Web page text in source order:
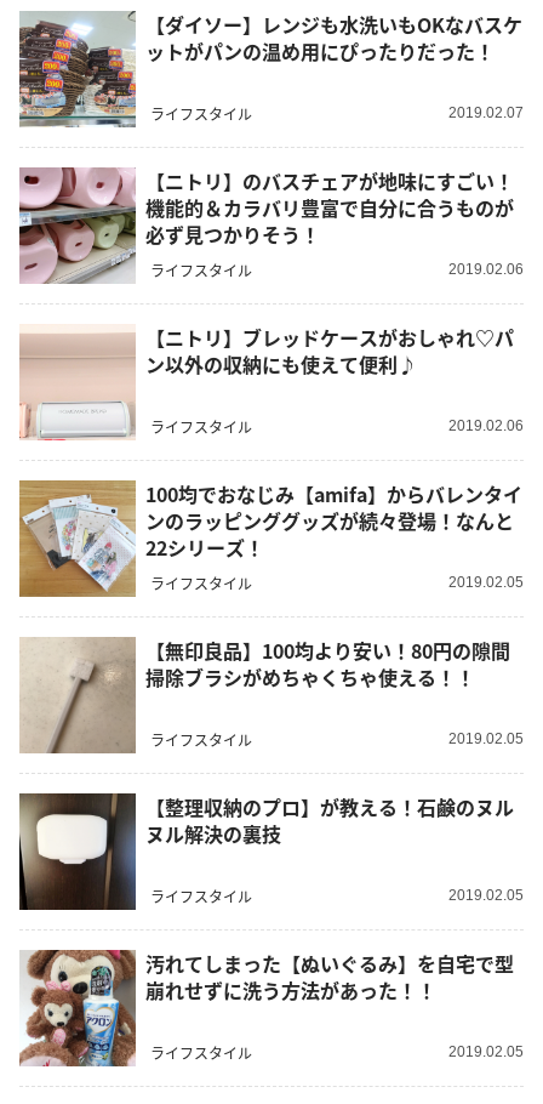
【ダイソー】レンジも水洗いもOKなバスケ
ットがパンの温め用にぴったりだった！
ライフスタイル 2019.02.07
【ニトリ】のバスチェアが地味にすごい！
機能的＆カラバリ豊富で自分に合うものが
必ず見つかりそう！
ライフスタイル 2019.02.06
【ニトリ】ブレッドケースがおしゃれ♡パ
ン以外の収納にも使えて便利♪
ライフスタイル 2019.02.06
100均でおなじみ【amifa】からバレンタイ
ンのラッピンググッズが続々登場！なんと
22シリーズ！
ライフスタイル 2019.02.05
【無印良品】100均より安い！80円の隙間
掃除ブラシがめちゃくちゃ使える！！
ライフスタイル 2019.02.05
【整理収納のプロ】が教える！石鹸のヌル
ヌル解決の裏技
ライフスタイル 2019.02.05
汚れてしまった【ぬいぐるみ】を自宅で型
崩れせずに洗う方法があった！！
ライフスタイル 2019.02.05